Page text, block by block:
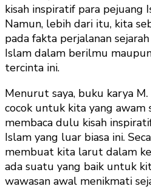
kisah inspiratif para pejuang
Namun, lebih dari itu, kita
pada fakta perjalanan
Islam dalam berilmu
tercinta ini.
Menurut saya, buku karya
cocok untuk kita yang awam
membaca dulu kisah
Islam yang luar biasa ini.
membuat kita larut dalam
ada suatu yang baik untuk
wawasan awal menikmati